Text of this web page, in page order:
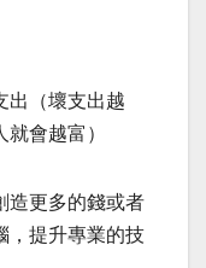
出（壞支出越
會越富）
造更多的錢或者
，提升專業的技